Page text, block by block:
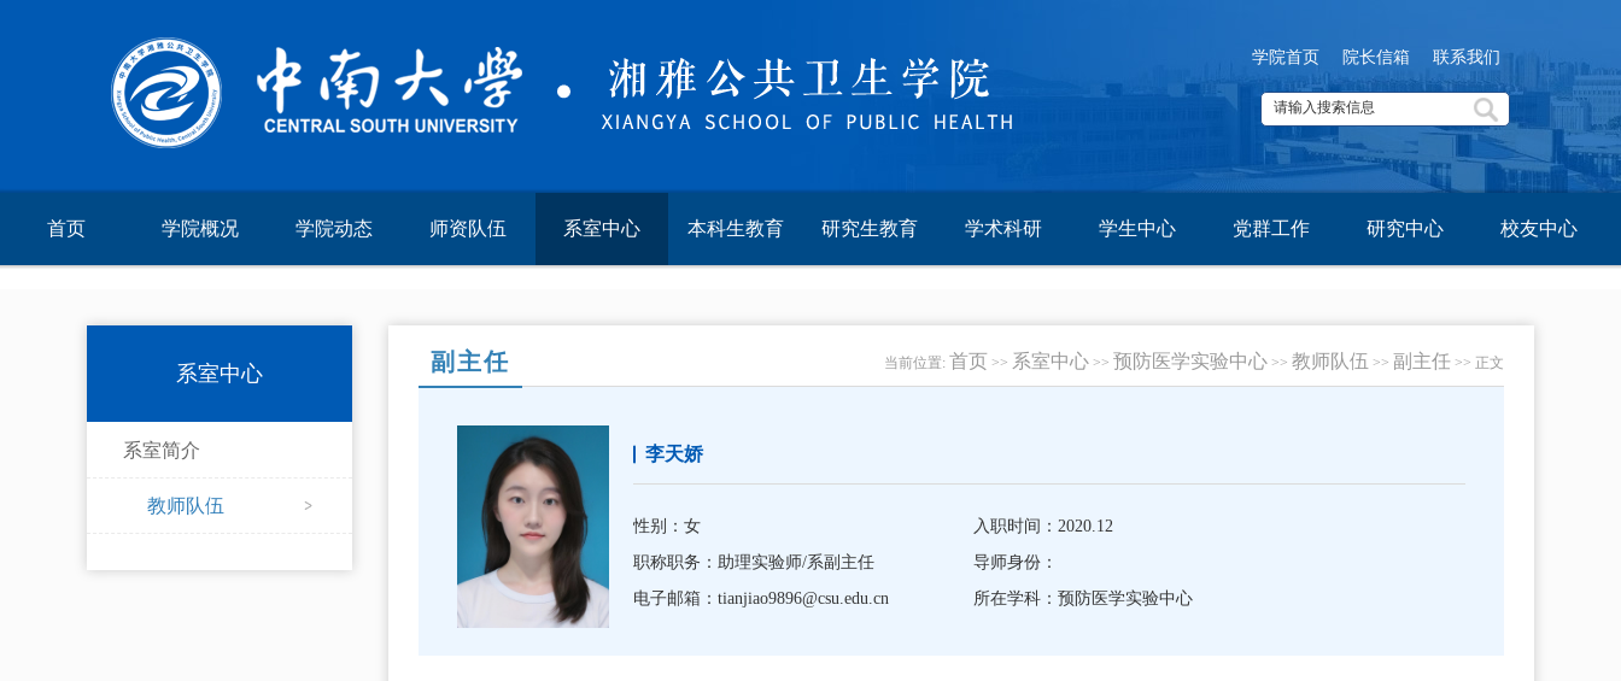
学院首页 院长信箱 联系我们
首页 学院概况 学院动态 师资队伍 系室中心 本科生教育 研究生教育 学术科研 学生中心 党群工作 研究中心 校友中心
系室中心
系室简介
教师队伍
副主任 当前位置: 首页 >> 系室中心 >> 预防医学实验中心 >> 教师队伍 >> 副主任 >> 正文
李天娇
性别：女
职称职务：助理实验师/系副主任
电子邮箱：tianjiao9896@csu.edu.cn
入职时间：2020.12
导师身份：
所在学科：预防医学实验中心